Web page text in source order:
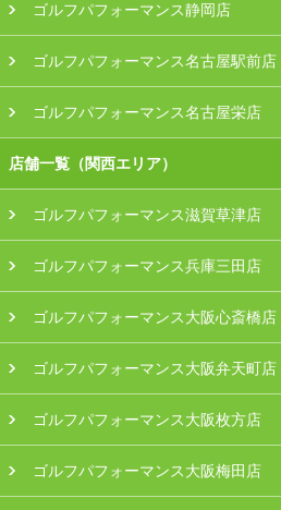
ゴルフパフォーマンス静岡店
ゴルフパフォーマンス名古屋駅前店
ゴルフパフォーマンス名古屋栄店
店舗一覧（関西エリア）
ゴルフパフォーマンス滋賀草津店
ゴルフパフォーマンス兵庫三田店
ゴルフパフォーマンス大阪心斎橋店
ゴルフパフォーマンス大阪弁天町店
ゴルフパフォーマンス大阪枚方店
ゴルフパフォーマンス大阪梅田店